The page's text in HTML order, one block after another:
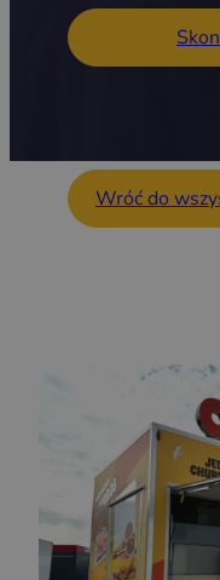
Wróć do